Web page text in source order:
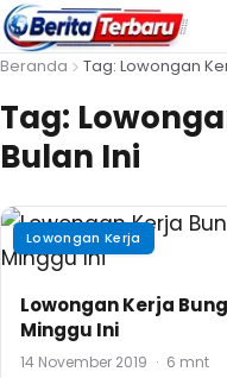
Beranda Tag: Lowongan
Tag:
Bulan Ini
Lowongan Kerja
Lowongan Kerja
Minggu Ini
14 November 2019 · 6 mnt